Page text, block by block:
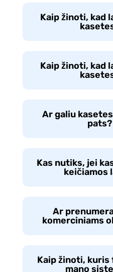
Kaip žinoti, kad
Kaip žinoti, kad
Ar galiu
pats?
Kas nutiks, jei
keičiamos
Ar
komerciniams
Kaip žinoti,
mano